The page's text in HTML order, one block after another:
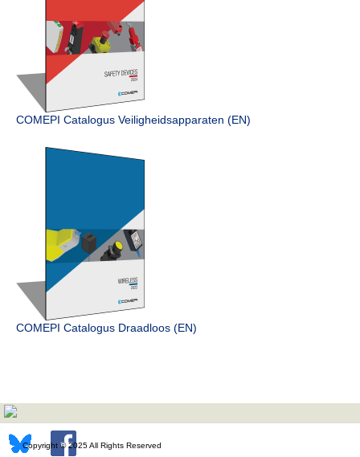
COMEPI Catalogus Veiligheids­apparaten (EN)
COMEPI Catalogus Draadloos (EN)
Copyright © 2025 All Rights Reserved